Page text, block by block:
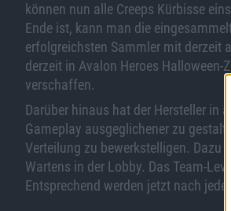
können nun alle Creeps Kürbisse
Ende ist, kann man die
erfolgreichsten Sammler mit derzeit
derzeit in Avalon Heroes
verschaffen.
Darüber hinaus hat der Hersteller in
Gameplay ausgeglichener zu
Verteilung zu bewerkstelligen. Dazu
Wartens in der Lobby. Das Team-
Entsprechend werden jetzt nach